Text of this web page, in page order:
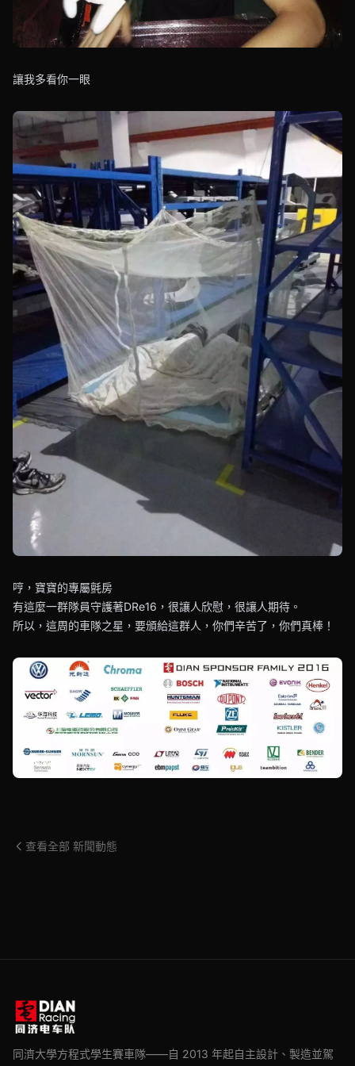
讓我多看你一眼
哼，寶寶的專屬氈房
有這麼一群隊員守護著DRe16，很讓人欣慰，很讓人期待。
所以，這周的車隊之星，要頒給這群人，你們辛苦了，你們真棒！
查看全部 新聞動態
同濟大學方程式學生賽車隊——自 2013 年起自主設計、製造並駕